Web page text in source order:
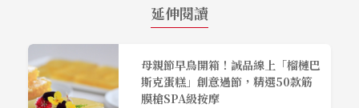
延伸閱讀
母親節早鳥開箱！誠品線上「榴槤巴
斯克蛋糕」創意過節，精選50款筋
膜槍SPA級按摩